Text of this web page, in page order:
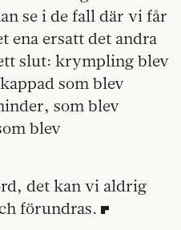
se i de fall där vi får
ena ersatt det andra
slut: krympling blev
som blev
som blev
blev
det kan vi aldrig
förundras.